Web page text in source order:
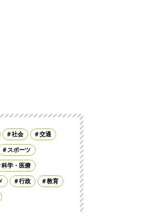
社会 交通
スポーツ
科学・医療
行政 教育